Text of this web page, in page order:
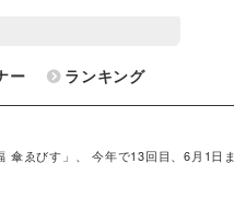
ー ランキング
ゑびす」、 今年で13回目、6月1日ま